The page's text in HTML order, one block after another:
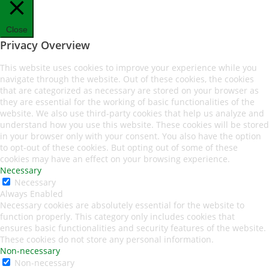
Close
Privacy Overview
This website uses cookies to improve your experience while you
navigate through the website. Out of these cookies, the cookies
that are categorized as necessary are stored on your browser as
they are essential for the working of basic functionalities of the
website. We also use third-party cookies that help us analyze and
understand how you use this website. These cookies will be stored
in your browser only with your consent. You also have the option
to opt-out of these cookies. But opting out of some of these
cookies may have an effect on your browsing experience.
Necessary
Necessary
Always Enabled
Necessary cookies are absolutely essential for the website to
function properly. This category only includes cookies that
ensures basic functionalities and security features of the website.
These cookies do not store any personal information.
Non-necessary
Non-necessary